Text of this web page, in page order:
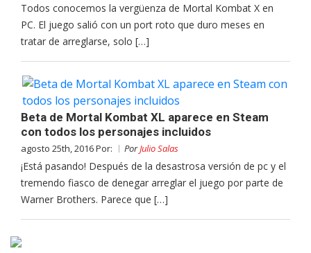
Todos conocemos la vergüenza de Mortal Kombat X en
PC. El juego salió con un port roto que duro meses en
tratar de arreglarse, solo […]
Beta de Mortal Kombat XL aparece en Steam
con todos los personajes incluidos
agosto 25th, 2016 Por: PorJulio Salas
¡Está pasando! Después de la desastrosa versión de pc y el
tremendo fiasco de denegar arreglar el juego por parte de
Warner Brothers. Parece que […]